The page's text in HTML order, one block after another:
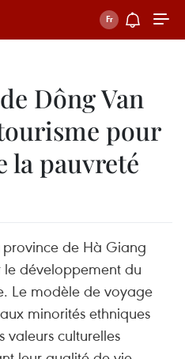
Dông Van
pour
la pauvreté
province de Hà Giang
le développement du
Le modèle de voyage
minorités ethniques
valeurs culturelles